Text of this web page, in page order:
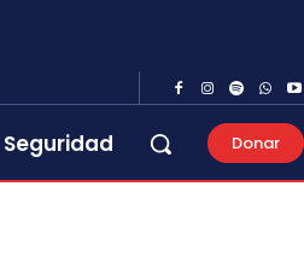
Seguridad Donar